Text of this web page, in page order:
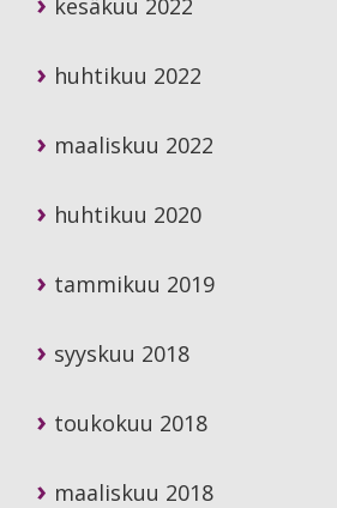
kesäkuu 2022
huhtikuu 2022
maaliskuu 2022
huhtikuu 2020
tammikuu 2019
syyskuu 2018
toukokuu 2018
maaliskuu 2018